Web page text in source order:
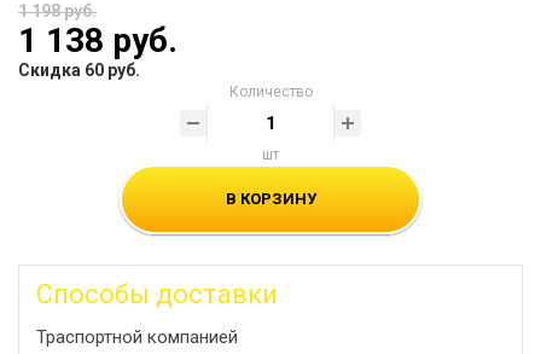
1 198 руб.
1 138 руб.
Скидка 60 руб.
Количество
шт
В КОРЗИНУ
Способы доставки
Траспортной компанией